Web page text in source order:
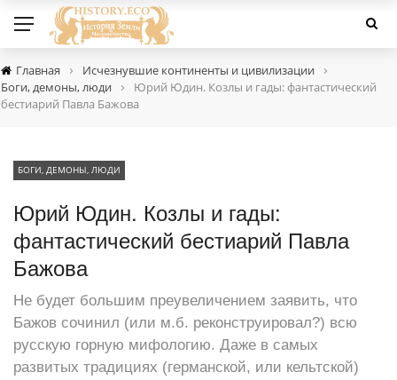
Главная › Исчезнувшие континенты и цивилизации ›
Боги, демоны, люди ›
Юрий Юдин. Козлы и гады: фантастический
бестиарий Павла Бажова
БОГИ, ДЕМОНЫ, ЛЮДИ
Юрий Юдин. Козлы и гады:
фантастический бестиарий Павла
Бажова
Не будет большим преувеличением заявить, что
Бажов сочинил (или м.б. реконструировал?) всю
русскую горную мифологию. Даже в самых
развитых традициях (германской, или кельтской)